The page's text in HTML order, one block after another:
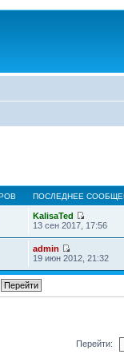
ПОСЛЕДНЕЕ
KalisaTed
13 сен 2017, 17:56
admin
19 июн 2012, 21:32
Перейти: